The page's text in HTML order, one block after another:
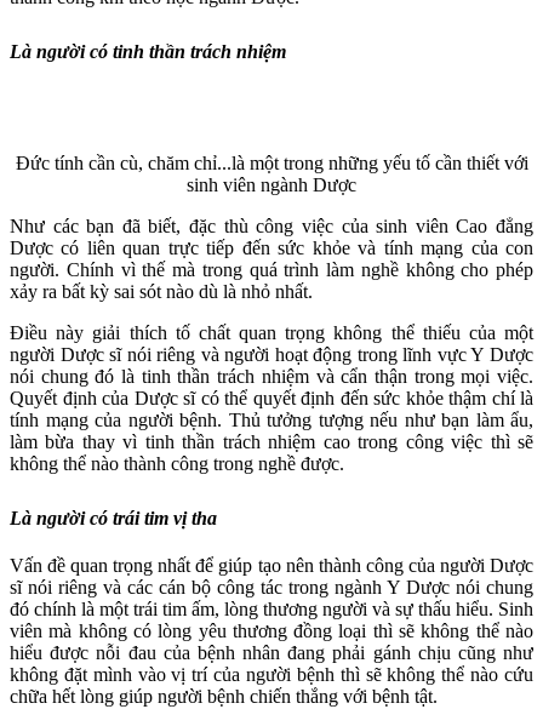
Là người có tinh thần trách nhiệm
Đức tính cần cù, chăm chỉ...là một trong những yếu tố cần thiết với
sinh viên ngành Dược
Như các bạn đã biết, đặc thù công việc của sinh viên Cao đẳng
Dược có liên quan trực tiếp đến sức khỏe và tính mạng của con
người. Chính vì thế mà trong quá trình làm nghề không cho phép
xảy ra bất kỳ sai sót nào dù là nhỏ nhất.
Điều này giải thích tố chất quan trọng không thể thiếu của một
người Dược sĩ nói riêng và người hoạt động trong lĩnh vực Y Dược
nói chung đó là tinh thần trách nhiệm và cẩn thận trong mọi việc.
Quyết định của Dược sĩ có thể quyết định đến sức khỏe thậm chí là
tính mạng của người bệnh. Thủ tưởng tượng nếu như bạn làm ẩu,
làm bừa thay vì tinh thần trách nhiệm cao trong công việc thì sẽ
không thể nào thành công trong nghề được.
Là người có trái tim vị tha
Vấn đề quan trọng nhất để giúp tạo nên thành công của người Dược
sĩ nói riêng và các cán bộ công tác trong ngành Y Dược nói chung
đó chính là một trái tim ấm, lòng thương người và sự thấu hiểu. Sinh
viên mà không có lòng yêu thương đồng loại thì sẽ không thể nào
hiểu được nỗi đau của bệnh nhân đang phải gánh chịu cũng như
không đặt mình vào vị trí của người bệnh thì sẽ không thể nào cứu
chữa hết lòng giúp người bệnh chiến thắng với bệnh tật.